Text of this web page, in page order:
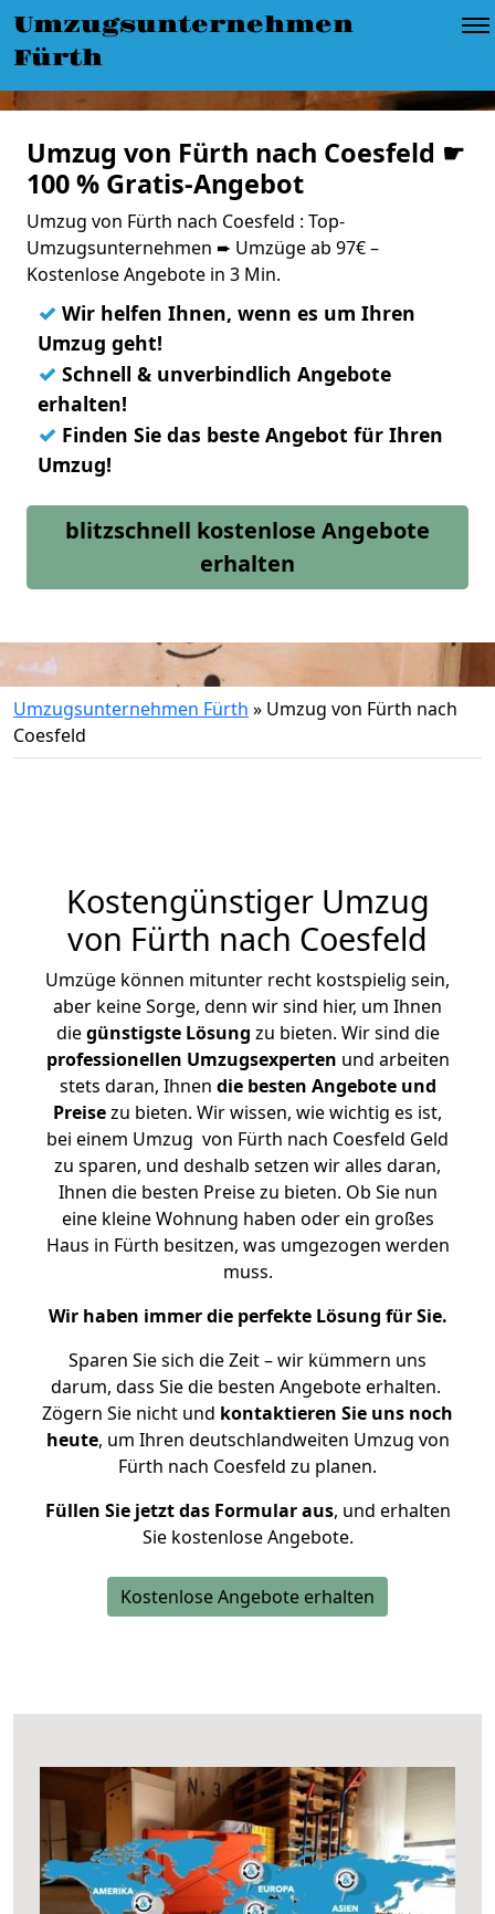
Umzugsunternehmen
Fürth
Umzug von Fürth nach Coesfeld ☛
100 % Gratis-Angebot
Umzug von Fürth nach Coesfeld : Top-
Umzugsunternehmen ➨ Umzüge ab 97€ –
Kostenlose Angebote in 3 Min.
✓ Wir helfen Ihnen, wenn es um Ihren
Umzug geht!
✓ Schnell & unverbindlich Angebote
erhalten!
✓ Finden Sie das beste Angebot für Ihren
Umzug!
blitzschnell kostenlose Angebote
erhalten
Umzugsunternehmen Fürth » Umzug von Fürth nach
Coesfeld
Kostengünstiger Umzug
von Fürth nach Coesfeld
Umzüge können mitunter recht kostspielig sein,
aber keine Sorge, denn wir sind hier, um Ihnen
diegünstigste Lösung zu bieten. Wir sind die
professionellen Umzugsexperten und arbeiten
stets daran, Ihnen die besten Angebote und
Preisezu bieten. Wir wissen, wie wichtig es ist,
bei einem Umzug von Fürth nach Coesfeld Geld
zu sparen, und deshalb setzen wir alles daran,
Ihnen die besten Preise zu bieten. Ob Sie nun
eine kleine Wohnung haben oder ein großes
Haus in Fürth besitzen, was umgezogen werden
muss.
Wir haben immer die perfekte Lösung für Sie.
Sparen Sie sich die Zeit – wir kümmern uns
darum, dass Sie die besten Angebote erhalten.
Zögern Sie nicht und kontaktieren Sie uns noch
heute, um Ihren deutschlandweiten Umzug von
Fürth nach Coesfeld zu planen.
Füllen Sie jetzt das Formular aus, und erhalten
Sie kostenlose Angebote.
Kostenlose Angebote erhalten